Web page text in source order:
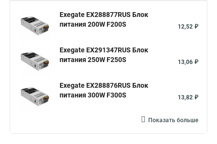
Exegate EX288877RUS Блок
питания 200W F200S
12,52 ₽
Exegate EX291347RUS Блок
питания 250W F250S
13,06 ₽
Exegate EX288876RUS Блок
питания 300W F300S
13,82 ₽
Показать больше